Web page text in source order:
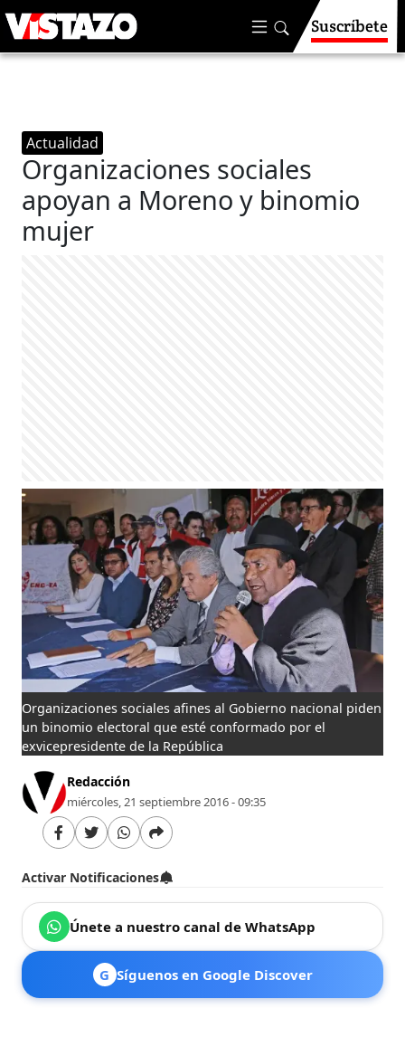
Suscríbete
Actualidad
Organizaciones sociales
apoyan a Moreno y binomio
mujer
Organizaciones sociales afines al Gobierno nacional piden
un binomio electoral que esté conformado por el
exvicepresidente de la República
Redacción
miércoles, 21 septiembre 2016 - 09:35
Activar Notificaciones
Únete a nuestro canal de WhatsApp
G Síguenos en Google Discover